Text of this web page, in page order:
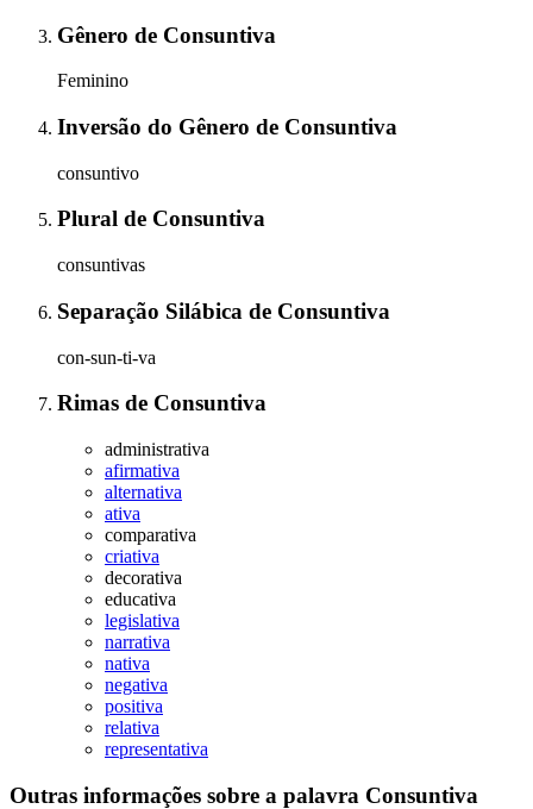
Gênero de Consuntiva
Feminino
Inversão do Gênero de Consuntiva
consuntivo
Plural de Consuntiva
consuntivas
Separação Silábica de Consuntiva
con-sun-ti-va
Rimas de Consuntiva
administrativa
afirmativa
alternativa
ativa
comparativa
criativa
decorativa
educativa
legislativa
narrativa
nativa
negativa
positiva
relativa
representativa
Outras informações sobre a palavra Consuntiva